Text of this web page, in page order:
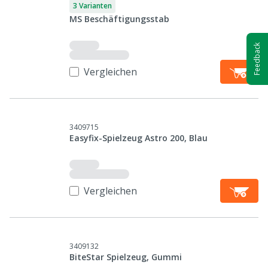
3 Varianten
MS Beschäftigungsstab
Vergleichen
3409715
Easyfix-Spielzeug Astro 200, Blau
Vergleichen
3409132
BiteStar Spielzeug, Gummi
Feedback